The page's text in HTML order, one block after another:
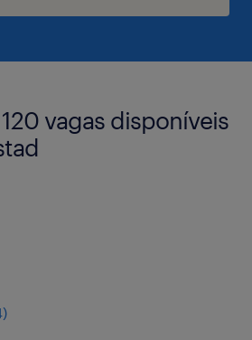
vagas disponíveis
)